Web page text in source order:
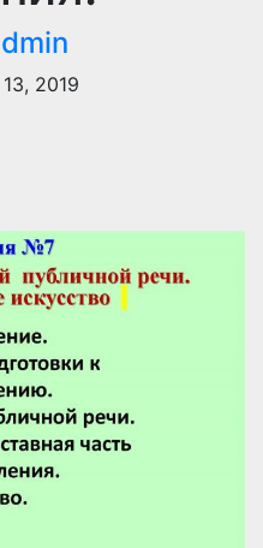
2019